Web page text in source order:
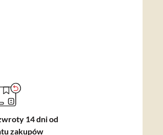
14 dni od
zakupów